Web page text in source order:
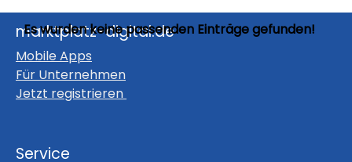
Es wurden keine passenden Einträge gefunden!
marktplatz-digital.de
Mobile Apps
Für Unternehmen
Jetzt registrieren
Service